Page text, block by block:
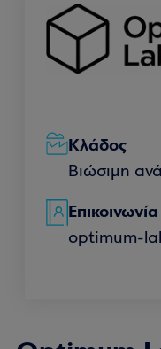
Κλάδος
Βιώσιμη
Επικοινωνία
optimum-